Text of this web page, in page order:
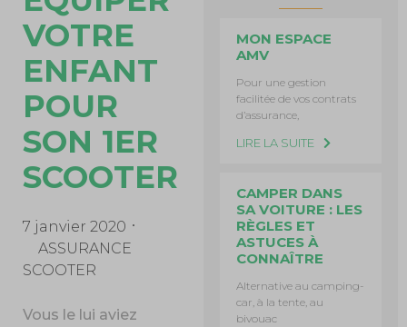
VOTRE
ENFANT
POUR
SON 1ER
SCOOTER
7 janvier 2020
ASSURANCE
SCOOTER
Vous le lui aviez
MON ESPACE
AMV
Pour une gestion
facilitée de vos contrats
d’assurance,
LIRE LA SUITE
CAMPER DANS
SA VOITURE : LES
RÈGLES ET
ASTUCES À
CONNAÎTRE
Alternative au camping-
car, à la tente, au
bivouac